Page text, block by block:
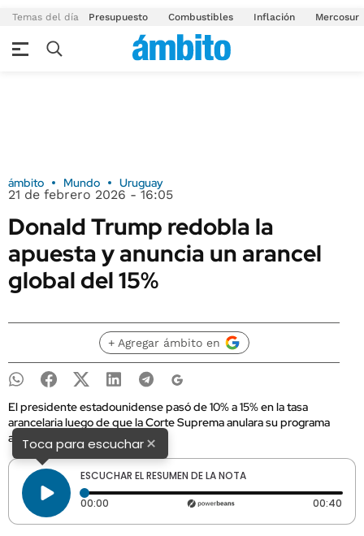
Temas del día Presupuesto Combustibles Inflación Mercosur
ámbito Mundo Uruguay
21 de febrero 2026 - 16:05
Donald Trump redobla la
apuesta y anuncia un arancel
global del 15%
+ Agregar ámbito en
El presidente estadounidense pasó de 10% a 15% en la tasa
arancelaria luego de que la Corte Suprema anulara su programa
anterior.
Toca para escuchar×
ESCUCHAR EL RESUMEN DE LA NOTA
00:00 Tiempo transcurrido: 0 segundos 00:40